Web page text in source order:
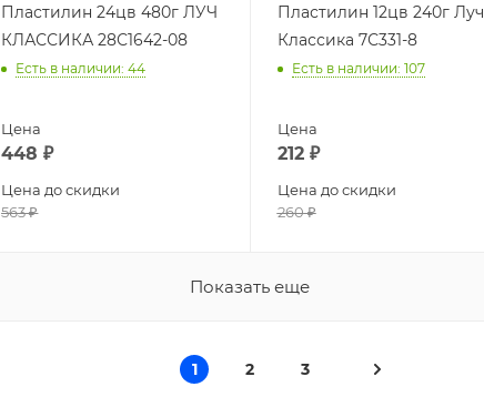
Пластилин 24цв 480г ЛУЧ
КЛАССИКА 28С1642-08
Есть в наличии: 44
Цена
448 ₽
Цена до скидки
563₽
Пластилин 12цв 240г Луч
Классика 7С331-8
Есть в наличии: 107
Цена
212₽
Цена до скидки
260₽
Показать еще
1 2 3